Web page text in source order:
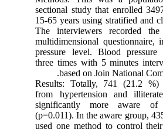
sectional study that enrolled
15-65 years using stratified and
The interviewers recorded
multidimensional
pressure level. Blood
three times with 5 minutes
based on Join National
Results: Totally, 741 (21.2
from hypertension and
significantly more aware
(p=0.011). In the aware group,
used one method to control